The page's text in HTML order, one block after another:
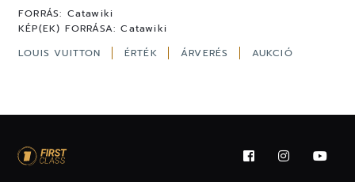
FORRÁS: Catawiki
KÉP(EK) FORRÁSA: Catawiki
LOUIS VUITTON
ÉRTÉK ÁRVERÉS AUKCIÓ